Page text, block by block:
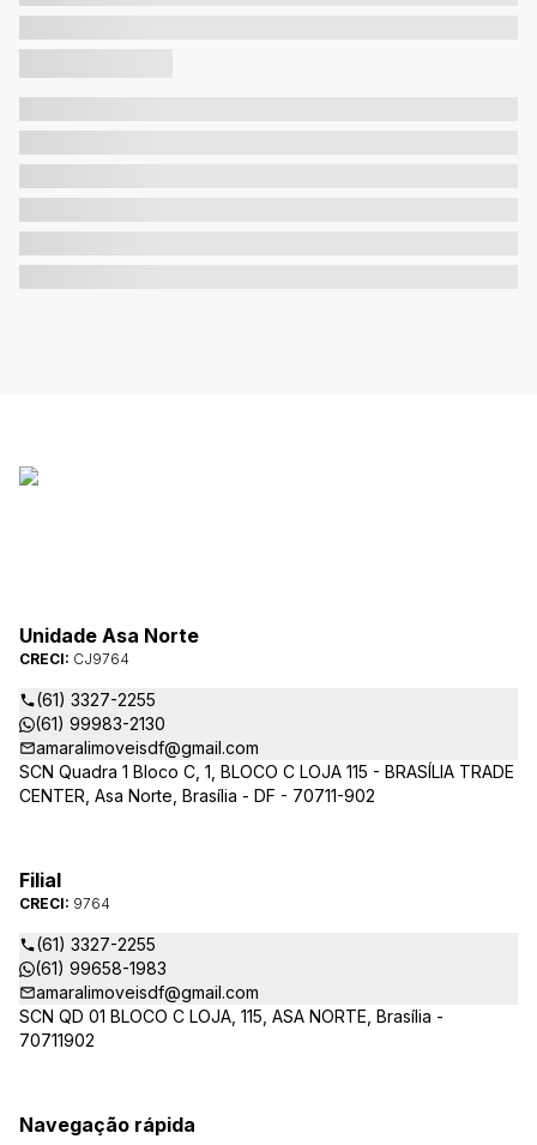
Unidade Asa Norte
CRECI: CJ9764
(61) 3327-2255
(61) 99983-2130
amaralimoveisdf@gmail.com
SCN Quadra 1 Bloco C, 1, BLOCO C LOJA 115 - BRASÍLIA TRADE
CENTER, Asa Norte, Brasília - DF - 70711-902
Filial
CRECI: 9764
(61) 3327-2255
(61) 99658-1983
amaralimoveisdf@gmail.com
SCN QD 01 BLOCO C LOJA, 115, ASA NORTE, Brasília -
70711902
Navegação rápida